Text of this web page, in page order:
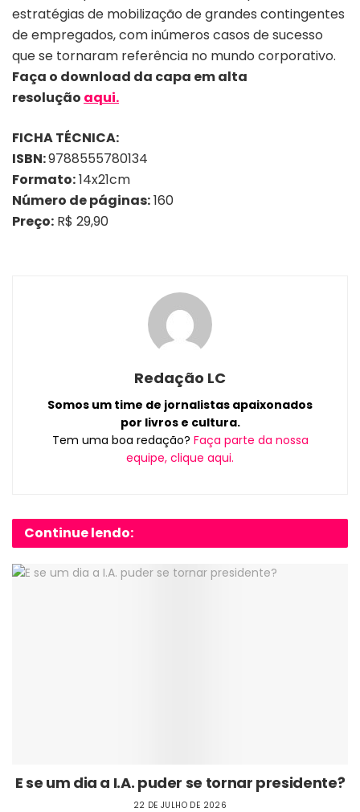
estratégias de mobilização de grandes contingentes
de empregados, com inúmeros casos de sucesso
que se tornaram referência no mundo corporativo.
Faça o download da capa em alta
resolução aqui.
FICHA TÉCNICA:
ISBN:9788555780134
Formato:14x21cm
Número de páginas:160
Preço: R$ 29,90
Redação LC
Somos um time de jornalistas apaixonados
por livros e cultura.
Tem uma boa redação? Faça parte da nossa
equipe, clique aqui.
Continue lendo:
E se um dia a I.A. puder se tornar presidente?
22 DE JULHO DE 2026